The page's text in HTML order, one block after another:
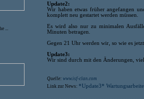
...
Update2:
Wir haben etwas früher angefangen
komplett neu gestartet werden müssen.
Es wird also nur zu minimalen
Minuten betragen.
Gegen 21 Uhr werden wir, so wie es
Update3:
Wir sind durch mit den Änderungen,
Quelle: www.isf-clan.com
Link zur News: *Update3*